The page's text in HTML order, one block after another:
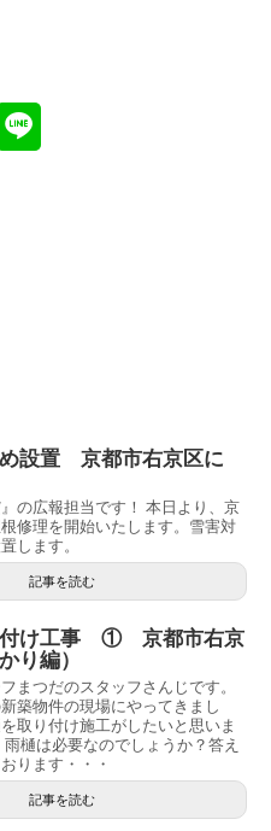
設置 京都市右京区に
』の広報担当です！ 本日より、京
修理を開始いたします。雪害対
します。
記事を読む
付け工事 ① 京都市右京
り編）
まつだのスタッフさんじです。
築物件の現場にやってきまし
取り付け施工がしたいと思いま
樋は必要なのでしょうか？答え
ります・・・
記事を読む